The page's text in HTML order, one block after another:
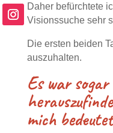
Daher befürchtete
Visionssuche sehr
Die ersten beiden
auszuhalten.
Es war
mich